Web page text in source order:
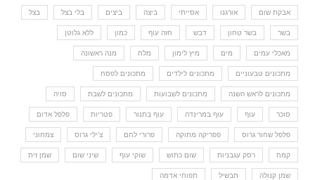
אבקת שום אורגנו אסייתי ביצה ביצים בלי בצל בצל
בשר בשר טחון דבש חזה עוף כמון ללא גלוטן
מאכלי עמים מים מיץ לימון מלח מנה ראשונה
מתכונים טבעוניים מתכונים לילדים מתכונים לפסח
מתכונים לראש השנה מתכונים לשבועות מתכונים לשבת סויה
סוכר עוף עוף במרינדה עוף בתנור פטריות פלפל אדום
פלפל שחור גרוס פפריקה מתוקה פרורי לחם צ'ילי גרוס צמחוני
קמח רסק עגבניות שום כתוש שוקי עוף שיני שום שמן זית
שמן קנולה תבשיל תפוחי אדמה